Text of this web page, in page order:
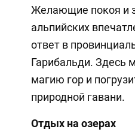
Желающие покоя и
альпийских
ответ в
Гарибальди. Здесь
магию гор и
природной гавани.
Отдых на озерах